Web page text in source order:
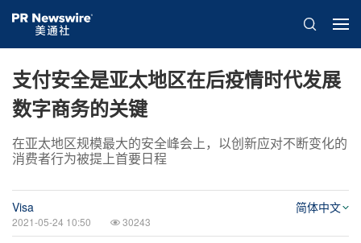
支付安全是亚太地区在后疫情时代发展
数字商务的关键
在亚太地区规模最大的安全峰会上，以创新应对不断变化的
消费者行为被提上首要日程
Visa
2021-05-24 10:50 30243
简体中文